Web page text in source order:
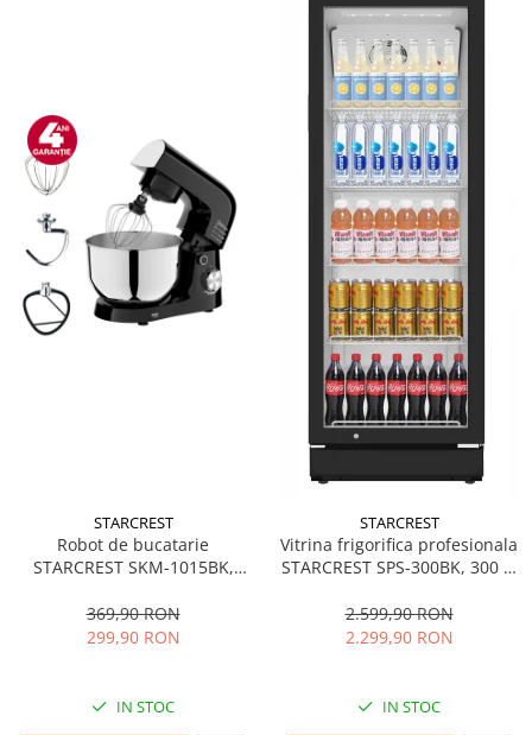
STARCREST
Robot de bucatarie
STARCREST SKM-1015BK,
Accesorii, 10 Viteze + Pulse,
Negru
369,90 RON
299,90 RON
IN STOC
STARCREST
Vitrina frigorifica profesionala
STARCREST SPS-300BK, 300 L,
LED, H 169.5 cm, Negru
2.599,90 RON
2.299,90 RON
IN STOC